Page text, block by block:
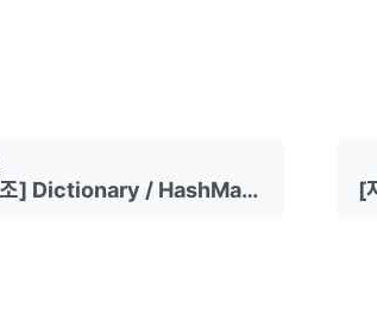
[자료구조] Dictionary / HashMap / HashTable